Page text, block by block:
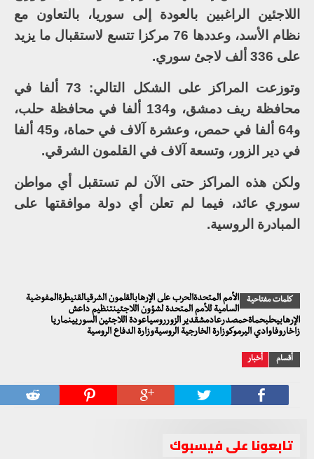
اللاجئين الراغبين بالعودة إلى سوريا، بالتعاون مع
نظام الأسد، وعددها 76 مركزا تتسع لاستقبال ما يزيد
على 336 ألف لاجئ سوري.
وتوزعت المراكز على الشكل التالي: 73 ألفا في
محافظة ريف دمشق، و134 ألفا في محافظة حلب،
و64 ألفا في حمص، وعشرة آلاف في حماة، و45 ألفا
في دير الزور، وتسعة آلاف في القلمون الشرقي.
ولكن هذه المراكز حتى الآن لم تستقبل أي مواطن
سوري عائد، فيما لم تعلن أي دولة موافقتها على
المبادرة الروسية.
كلمات مفتاحية
الأمم المتحدةالحرب على الإرهابالقلمون الشرقيالقنيطرةالمفوضية
السامية للأمم المتحدة لشؤون اللاجئينتنظيم داعش
الإرهابيحلبحماةحمصدرعادمشقدير الزورروسياعودة اللاجئين السوريينماريا
زاخاروفاوادي اليرموكوزارة الخارجية الروسيةوزارة الدفاع الروسية
أقسام أخبار
تابعونا على فيسبوك